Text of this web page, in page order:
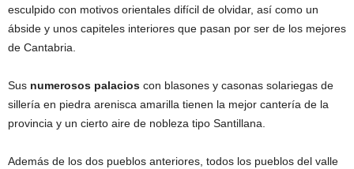
esculpido con motivos orientales difícil de olvidar, así como un
ábside y unos capiteles interiores que pasan por ser de los mejores
de Cantabria.
Sus numerosos palacios con blasones y casonas solariegas de
sillería en piedra arenisca amarilla tienen la mejor cantería de la
provincia y un cierto aire de nobleza tipo Santillana.
Además de los dos pueblos anteriores, todos los pueblos del valle